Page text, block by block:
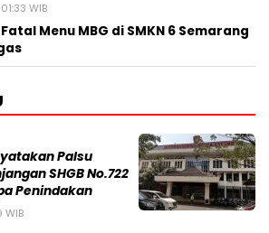
WIB
Menu MBG di SMKN 6 Semarang
Palsu
SHGB No.722
Penindakan
WIB